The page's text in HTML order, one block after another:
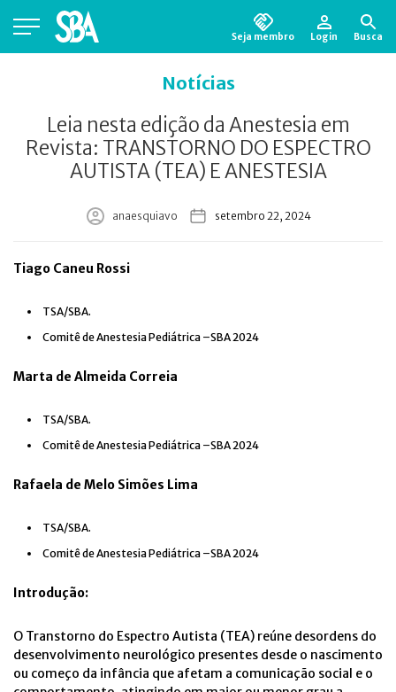
Seja membro Login Busca
Notícias
Leia nesta edição da Anestesia em
Revista: TRANSTORNO DO ESPECTRO
AUTISTA (TEA) E ANESTESIA
anaesquiavo setembro 22, 2024
Tiago Caneu Rossi
TSA/SBA.
Comitê de Anestesia Pediátrica –SBA 2024
Marta de Almeida Correia
TSA/SBA.
Comitê de Anestesia Pediátrica –SBA 2024
Rafaela de Melo Simões Lima
TSA/SBA.
Comitê de Anestesia Pediátrica –SBA 2024
Introdução:
O Transtorno do Espectro Autista (TEA) reúne desordens do
desenvolvimento neurológico presentes desde o nascimento
ou começo da infância que afetam a comunicação social e o